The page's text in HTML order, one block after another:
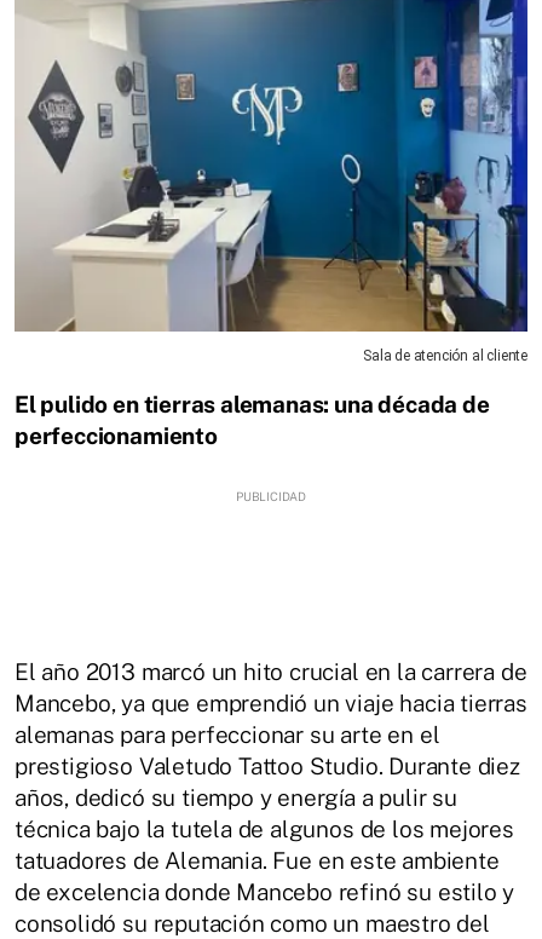
Sala de atención al cliente
El pulido en tierras alemanas: una década de
perfeccionamiento
El año 2013 marcó un hito crucial en la carrera de
Mancebo, ya que emprendió un viaje hacia tierras
alemanas para perfeccionar su arte en el
prestigioso Valetudo Tattoo Studio. Durante diez
años, dedicó su tiempo y energía a pulir su
técnica bajo la tutela de algunos de los mejores
tatuadores de Alemania. Fue en este ambiente
de excelencia donde Mancebo refinó su estilo y
consolidó su reputación como un maestro del